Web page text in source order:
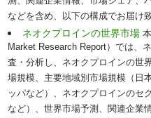
などを含め、以下の構成でお届け
ネオクプロインの世界市場
Market Research Report）では、
査・分析し、ネオクプロインの世
場規模、主要地域別市場規模（日
ッパなど）、ネオクプロインのセ
など）、世界市場予測、関連企業